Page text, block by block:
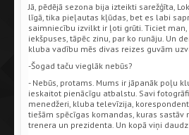
Jā, pēdējā sezona bija izteikti sarežģīta,
līgā, tika pieļautas kļūdas, bet es labi
saimniecību izvilkt ir ļoti grūti. Ticiet man,
iekšpuses, tāpēc zinu, par ko runāju. Un
kluba vadību mēs divas reizes guvām
-Šogad taču vieglāk nebūs?
- Nebūs, protams. Mums ir jāpanāk poļu
ieskaitot pienācīgu atbalstu. Savi
menedžeri, kluba televīzija,
tiešām spēcīgas komandas, kuras sastāv
trenera un prezidenta. Un kopā viņi daudz